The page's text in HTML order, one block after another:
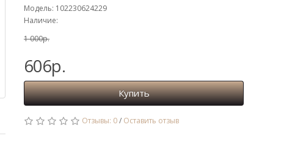
Модель: 102230624229
Наличие:
1 000р.
606р.
Купить
Отзывы: 0/ Оставить отзыв